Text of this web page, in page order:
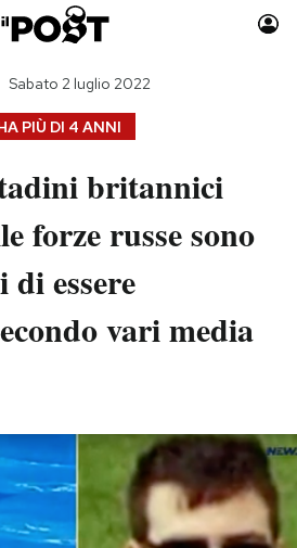
Auto
Moda
Consumismi
Storie/Idee
Media
Mondiali calcio 2026
PIÙ DI 4 ANNI
Sabato 2 luglio 2022
britannici
forze russe sono
di essere
vari media